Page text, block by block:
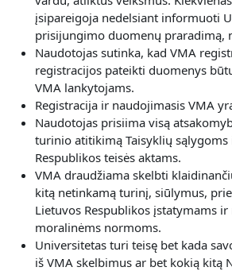
įsipareigoja nedelsiant informuoti
prisijungimo duomenų praradimą,
Naudotojas sutinka, kad VMA
registracijos pateikti duomenys
VMA lankytojams.
Registracija ir naudojimasis VMA
Naudotojas prisiima visą
turinio atitikimą Taisyklių sąlygoms
Respublikos teisės aktams.
VMA draudžiama skelbti
kitą netinkamą turinį, siūlymus,
Lietuvos Respublikos įstatymams
moralinėms normoms.
Universitetas turi teisę bet kada
iš VMA skelbimus ar bet kokią kitą